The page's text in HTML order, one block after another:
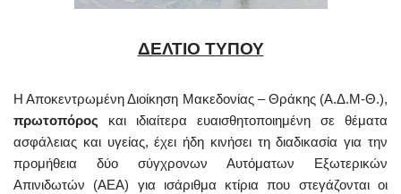
ΔΕΛΤΙΟ ΤΥΠΟΥ
Η Αποκεντρωμένη Διοίκηση Μακεδονίας – Θράκης (Α.Δ.Μ-Θ.),
πρωτοπόρος και ιδιαίτερα ευαισθητοποιημένη σε θέματα
ασφάλειας και υγείας, έχει ήδη κινήσει τη διαδικασία για την
προμήθεια δύο σύγχρονων Αυτόματων Εξωτερικών
Απινιδωτών (ΑΕΑ) για ισάριθμα κτίρια που στεγάζονται οι